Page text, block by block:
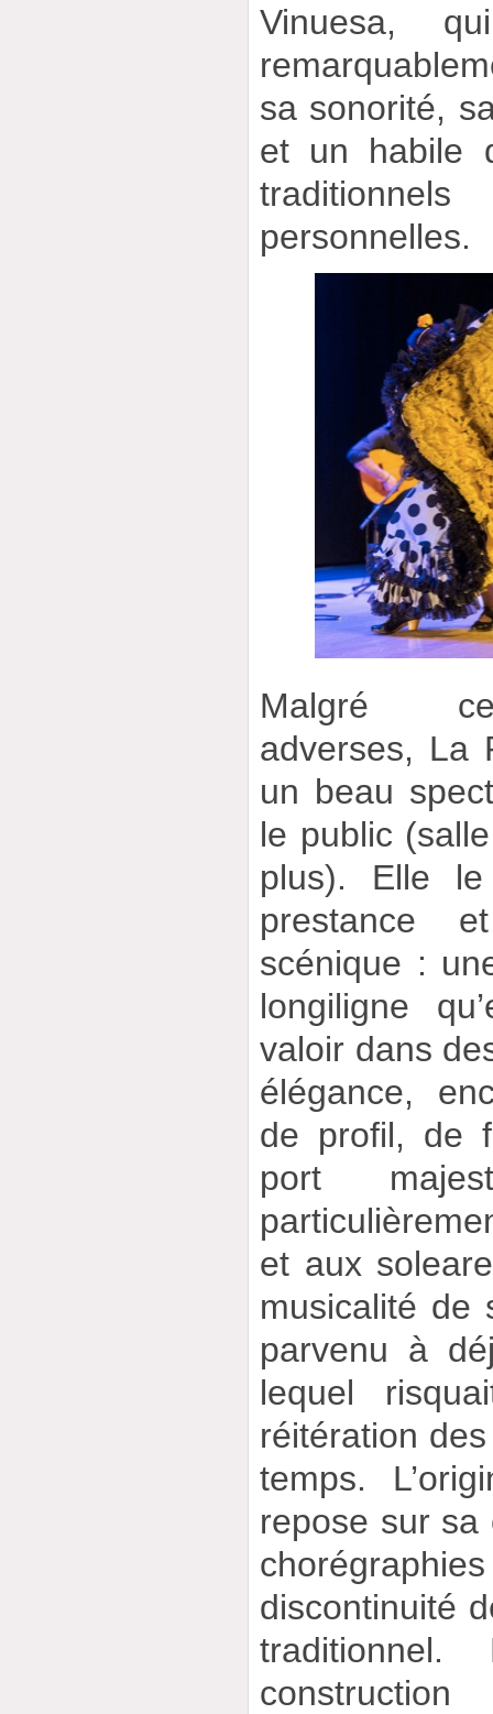
Vinuesa,
sa sonorité,
et un habile
personnelles.
Malgré
adverses, La
un beau
le public
plus). Elle
prestance
scénique :
longiligne
valoir dans
élégance,
de profil, de
port
et aux
musicalité de
parvenu à
lequel
réitération
temps.
repose sur
discontinuité